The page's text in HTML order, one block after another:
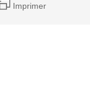
Imprimer